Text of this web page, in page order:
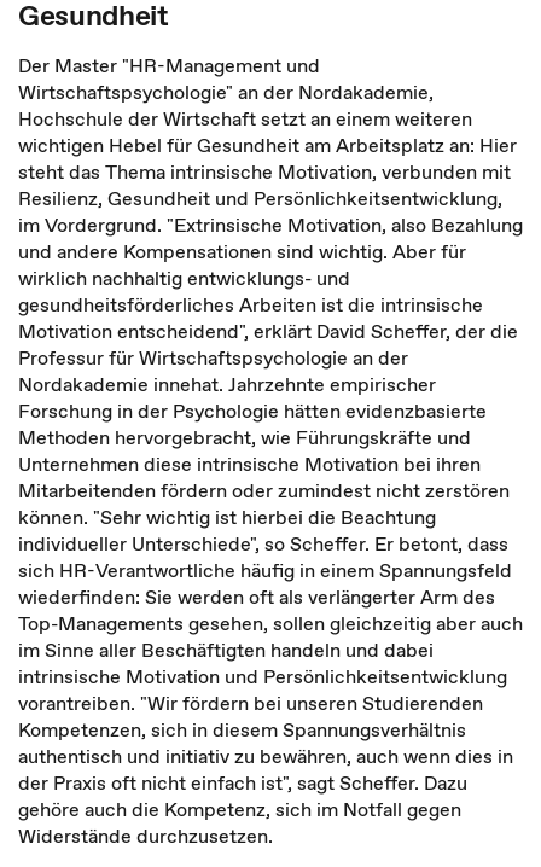
Gesundheit
Der Master "HR-Management und
Wirtschaftspsychologie" an der Nordakademie,
Hochschule der Wirtschaft setzt an einem weiteren
wichtigen Hebel für Gesundheit am Arbeitsplatz an: Hier
steht das Thema intrinsische Motivation, verbunden mit
Resilienz, Gesundheit und Persönlichkeitsentwicklung,
im Vordergrund. "Extrinsische Motivation, also Bezahlung
und andere Kompensationen sind wichtig. Aber für
wirklich nachhaltig entwicklungs- und
gesundheitsförderliches Arbeiten ist die intrinsische
Motivation entscheidend", erklärt David Scheffer, der die
Professur für Wirtschaftspsychologie an der
Nordakademie innehat. Jahrzehnte empirischer
Forschung in der Psychologie hätten evidenzbasierte
Methoden hervorgebracht, wie Führungskräfte und
Unternehmen diese intrinsische Motivation bei ihren
Mitarbeitenden fördern oder zumindest nicht zerstören
können. "Sehr wichtig ist hierbei die Beachtung
individueller Unterschiede", so Scheffer. Er betont, dass
sich HR-Verantwortliche häufig in einem Spannungsfeld
wiederfinden: Sie werden oft als verlängerter Arm des
Top-Managements gesehen, sollen gleichzeitig aber auch
im Sinne aller Beschäftigten handeln und dabei
intrinsische Motivation und Persönlichkeitsentwicklung
vorantreiben. "Wir fördern bei unseren Studierenden
Kompetenzen, sich in diesem Spannungsverhältnis
authentisch und initiativ zu bewähren, auch wenn dies in
der Praxis oft nicht einfach ist", sagt Scheffer. Dazu
gehöre auch die Kompetenz, sich im Notfall gegen
Widerstände durchzusetzen.